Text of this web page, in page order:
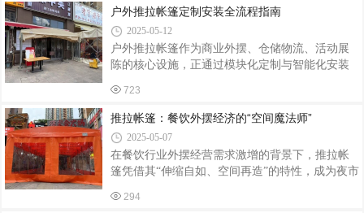
帐篷，搭配柔和的灯光和鲜花装饰；而聚会
的商户数量同比增长67%，带动相关市场规模突破
15亿元，其灵活性与实用性正重塑户外餐饮空间
的价值逻辑。一、功能革新：从遮风挡雨到场景
定制推拉帐篷的核心优势在于其可伸缩结构。传
统大排档受天气制约，雨季日均客流量下降40%，
而采用推拉帐篷后，某海鲜烧烤店通过“晴天全开
块化设计进一步强化了
户外推拉帐篷定制安装全流程指南
2025-05-12
户外推拉帐篷作为商业外摆、仓储物流、活动展
陈的核心设施，正通过模块化定制与智能化安装
架+PVC双涂层篷布结构，使帐篷抗风等级达8
级，使用寿命突破5年，定制需求年均增长22%。
一、需求定制：从场景适配到功能集成1. 结构荷
载计算根据使用场景确定荷载参数：大排档帐篷
需承载200kg/m²活荷载，配备30mm×50mm镀锌方
管主梁；仓储帐篷需满足500kg/m²堆码强度，采用
双层12号槽钢立柱。某物流中心定制的10m×30m
723
推拉帐篷：餐饮外摆经济的“空间魔法师”
2025-05-07
在餐饮行业外摆经营需求激增的背景下，推拉帐
篷凭借其“伸缩自如、空间再造”的特性，成为夜市
器”。据统计，2024年餐饮行业外摆区域使用推拉
294